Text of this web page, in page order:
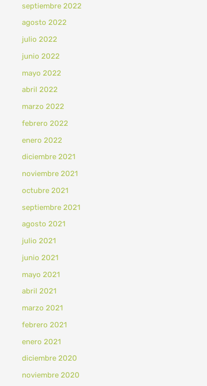
septiembre 2022
agosto 2022
julio 2022
junio 2022
mayo 2022
abril 2022
marzo 2022
febrero 2022
enero 2022
diciembre 2021
noviembre 2021
octubre 2021
septiembre 2021
agosto 2021
julio 2021
junio 2021
mayo 2021
abril 2021
marzo 2021
febrero 2021
enero 2021
diciembre 2020
noviembre 2020